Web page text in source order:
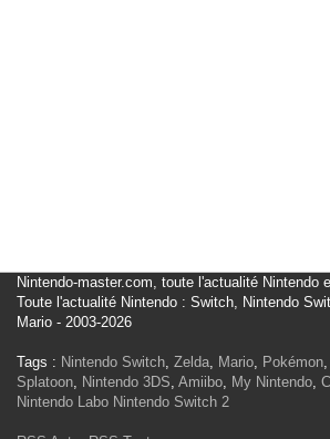
Nintendo-master.com, toute l'actualité Nintendo
Toute l'actualité Nintendo : Switch, Nintendo
Mario - 2003-2026
Tags : Nintendo Switch, Zelda, Mario, Pokémon,
Splatoon, Nintendo 3DS, Amiibo, My Nintendo,
Nintendo Labo Nintendo Switch 2